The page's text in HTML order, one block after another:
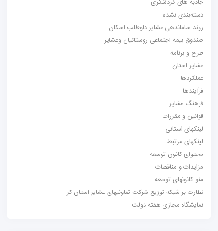
جاذبه های گردشگری
دسته‌بندی نشده
روند ساماندهی عشایر داوطلب اسکان
صندوق بیمه اجتماعی روستائیان وعشایر
طرح و برنامه
عشایر استان
عملکردها
فرآیندها
فرهنگ عشایر
قوانین و مقررات
لینکهای استانی
لینکهای مرتبط
محتوای کانون توسعه
مزایدات و مناقصات
منو کانونهای توسعه
نظارت بر شبکه توزیع شرکت تعاونیهای عشایر استان کر
نمایشگاه مجازی هفته دولت